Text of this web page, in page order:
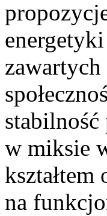
w miksie
na